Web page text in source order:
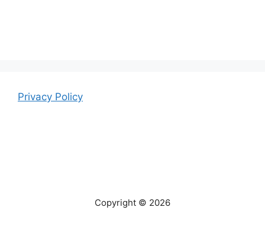
Privacy Policy
Copyright © 2026